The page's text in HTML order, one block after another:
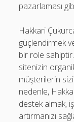
pazarlaması
Hakkari
güçlendirmek
bir role
sitenizin
müşterilerin
nedenle,
destek almak,
artırmanızı